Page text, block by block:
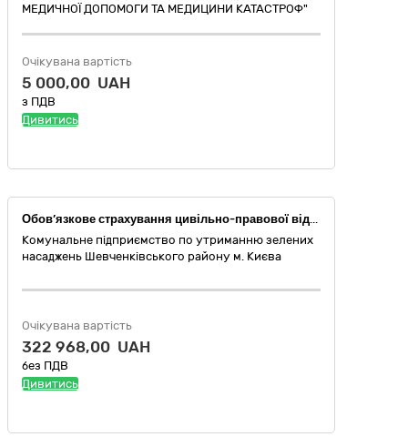
МЕДИЧНОЇ ДОПОМОГИ ТА МЕДИЦИНИ КАТАСТРОФ"
Очікувана вартість
5 000,00 UAH
з ПДВ
Дивитись
Обов’язкове страхування цивільно-правової відповідальності власників наземних транспортних засобів
Комунальне підприємство по утриманню зелених
насаджень Шевченківського району м. Києва
Очікувана вартість
322 968,00 UAH
без ПДВ
Дивитись